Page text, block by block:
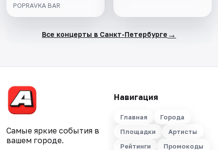
POPRAVKA BAR
Все концерты в Санкт-Петербурге →
Самые яркие события в
вашем городе.
Навигация
Главная
Города
Площадки
Артисты
Рейтинги
Промокоды